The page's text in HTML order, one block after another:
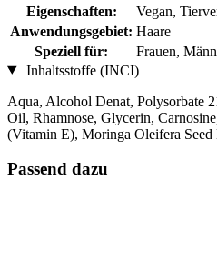
Eigenschaften:
Vegan,
Anwendungsgebiet: Haare
Speziell für:
Frauen,
Inhaltsstoffe (INCI)
Aqua, Alcohol Denat, Polysorbate
Oil, Rhamnose, Glycerin,
(Vitamin E), Moringa Oleifera Seed
Passend dazu